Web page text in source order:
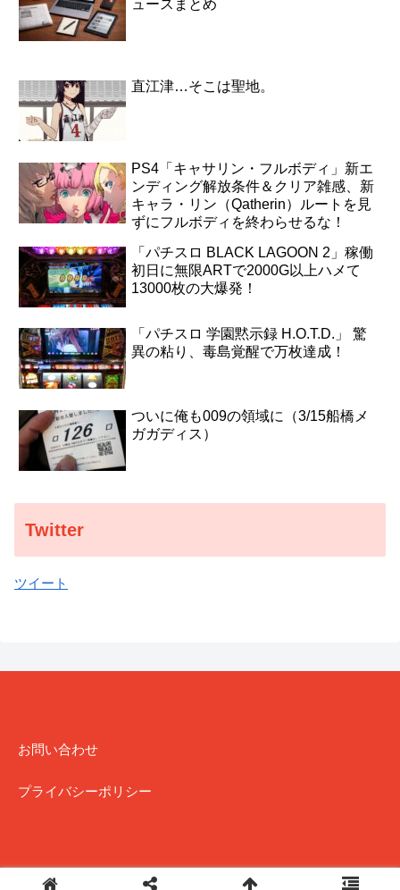
ュースまとめ
直江津…そこは聖地。
PS4「キャサリン・フルボディ」新エ
ンディング解放条件＆クリア雑感、新
キャラ・リン（Qatherin）ルートを見
ずにフルボディを終わらせるな！
「パチスロ BLACK LAGOON 2」稼働
初日に無限ARTで2000G以上ハメて
13000枚の大爆発！
「パチスロ 学園黙示録 H.O.T.D.」 驚
異の粘り、毒島覚醒で万枚達成！
ついに俺も009の領域に（3/15船橋メ
ガガディス）
Twitter
ツイート
お問い合わせ
プライバシーポリシー
Copyright (C) 2018-2022 J explore All Rights Reserved.